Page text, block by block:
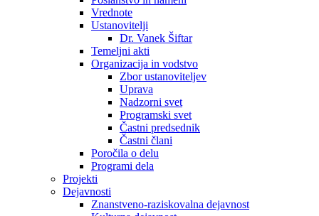
Vrednote
Ustanovitelji
Dr. Vanek Šiftar
Temeljni akti
Organizacija in vodstvo
Zbor ustanoviteljev
Uprava
Nadzorni svet
Programski svet
Častni predsednik
Častni člani
Poročila o delu
Programi dela
Projekti
Dejavnosti
Znanstveno-raziskovalna dejavnost